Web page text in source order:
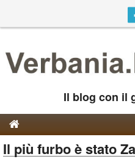
Il blog con il
Genesi e Storia
Il più furbo è stato